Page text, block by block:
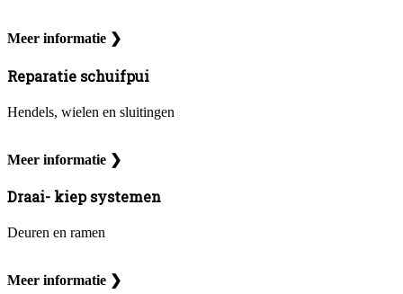
Meer informatie ❯
Reparatie schuifpui
Hendels, wielen en sluitingen
Meer informatie ❯
Draai- kiep systemen
Deuren en ramen
Meer informatie ❯